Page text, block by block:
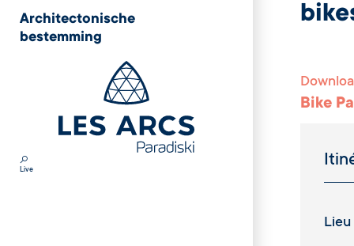
Architectonische
bestemming
Live
Bike
Lieu